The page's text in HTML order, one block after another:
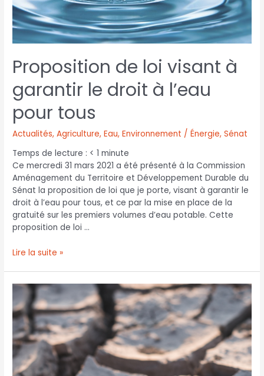
Proposition de loi visant à
garantir le droit à l’eau
pour tous
Actualités,Agriculture,Eau,Environnement / Énergie,Sénat
Temps de lecture : < 1 minute
Ce mercredi 31 mars 2021 a été présenté à la Commission
Aménagement du Territoire et Développement Durable du
Sénat la proposition de loi que je porte, visant à garantir le
droit à l’eau pour tous, et ce par la mise en place de la
gratuité sur les premiers volumes d’eau potable. Cette
proposition de loi …
Lire la suite »